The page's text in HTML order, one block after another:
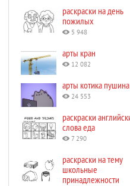
раскраски на день
пожилых
5 948
арты кран
12 082
арты котика пушина
24 553
раскраски
слова еда
7 290
раскраски на тему
школьные
принадлежности